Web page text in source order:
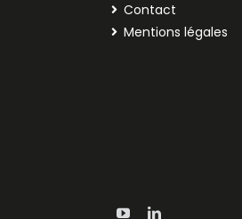
Contact
Mentions légales